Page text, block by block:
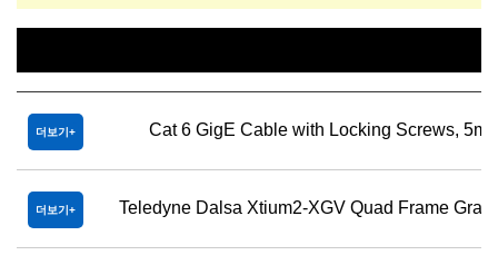
더보기 Cat 6 GigE Cable with Locking Screws, 5m
더보기 Teledyne Dalsa Xtium2-XGV Quad Frame